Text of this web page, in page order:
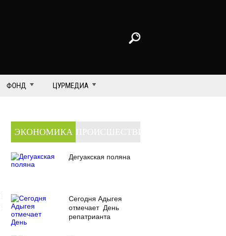
ФОНД ЦУРМЕДИА
ЭКОНОМИКА
Дегуакская поляна
Сегодня Адыгея
отмечает День
репатрианта